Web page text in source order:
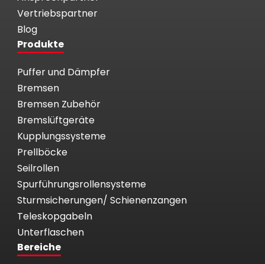
Vertriebspartner
Blog
Produkte
Puffer und Dämpfer
Bremsen
Bremsen Zubehör
Bremslüftgeräte
Kupplungssysteme
Prellböcke
Seilrollen
Spurführungsrollensysteme
Sturmsicherungen/ Schienenzangen
Teleskopgabeln
Unterflaschen
Bereiche